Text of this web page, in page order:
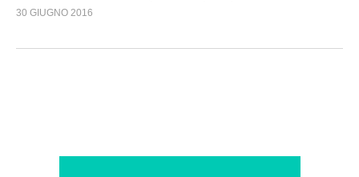
30 GIUGNO 2016